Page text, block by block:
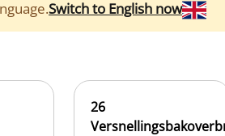
Switch to English now
26